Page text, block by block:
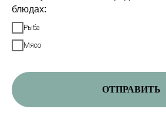
блюдах:
Рыба
Мясо
ОТПРАВИТЬ